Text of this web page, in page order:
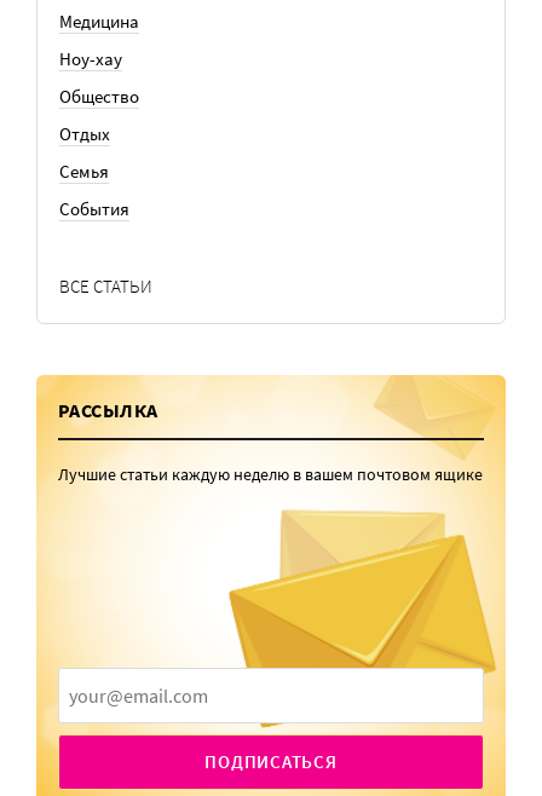
Медицина
Ноу-хау
Общество
Отдых
Семья
События
ВСЕ СТАТЬИ
РАССЫЛКА
Лучшие статьи каждую неделю в вашем почтовом ящике
ПОДПИСАТЬСЯ